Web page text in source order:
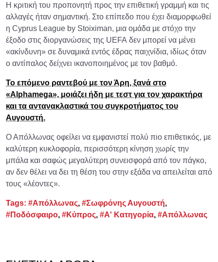
Η κριτική του προπονητή προς την επιθετική γραμμή και τις
αλλαγές ήταν σημαντική. Στο επίπεδο που έχει διαμορφωθεί
η Cyprus League by Stoiximan, μια ομάδα με στόχο την
έξοδο στις διοργανώσεις της UEFA δεν μπορεί να μένει
«ακίνδυνη» σε δυναμικά εντός έδρας παιχνίδια, ιδίως όταν
ο αντίπαλος δείχνει ικανοποιημένος με τον βαθμό.
Το επόμενο ραντεβού με τον Άρη, ξανά στο
«Alphamega», μοιάζει ήδη με τεστ για τον χαρακτήρα
και τα αντανακλαστικά του συγκροτήματος του
Αυγουστή.
Ο Απόλλωνας οφείλει να εμφανιστεί πολύ πιο επιθετικός, με
καλύτερη κυκλοφορία, περισσότερη κίνηση χωρίς την
μπάλα και σαφώς μεγαλύτερη συνεισφορά από τον πάγκο,
αν δεν θέλει να δει τη θέση του στην εξάδα να απειλείται από
τους «λέοντες».
Tags: #Απόλλωνας, #Σωφρόνης Αυγουστή,
#Ποδόσφαιρο, #Κύπρος, #Α' Κατηγορία, #Απόλλωνας